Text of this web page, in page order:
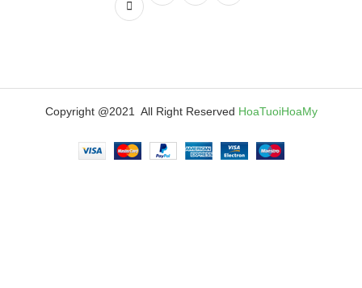
Copyright @2021 All Right Reserved HoaTuoiHoaMy